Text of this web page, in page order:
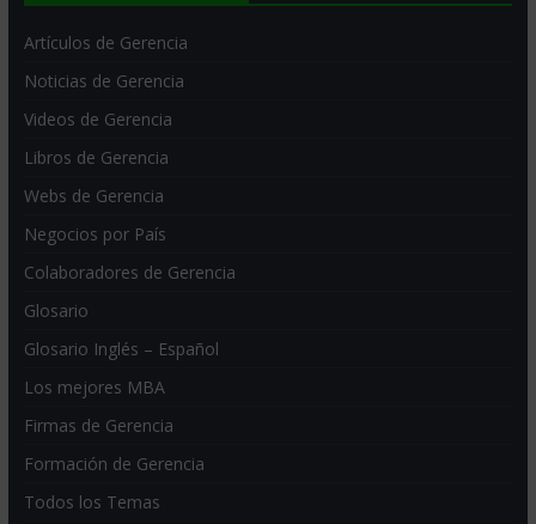
Artículos de Gerencia
Noticias de Gerencia
Videos de Gerencia
Libros de Gerencia
Webs de Gerencia
Negocios por País
Colaboradores de Gerencia
Glosario
Glosario Inglés – Español
Los mejores MBA
Firmas de Gerencia
Formación de Gerencia
Todos los Temas